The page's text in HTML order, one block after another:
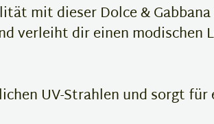
mit dieser Dolce &
verleiht dir einen modischen
UV-Strahlen und sorgt